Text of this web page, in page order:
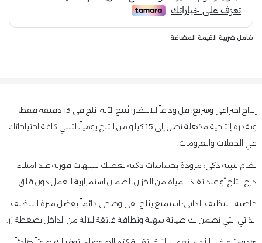
شامل ضريبة القيمة المضافة
إنتاج احترافي وسريع: قل وداعاً للانتظار! تُنتج الآلة ثلج في 13 دقيقة فقط،
وبقدرة إنتاجية مذهلة تصل إلى 15 كيلو من الثلج يومياً، لتلبي كافة احتياجاتك
في الحفلات والعزومات.
نظام تنبيه ذكي: مزودة بحساسات ذكية تعطيك تنبيهات فورية عند امتلاء
درج الثلج أو عند نفاذ المياه من الخزان، لضمان استمرارية العمل دون قلق.
خاصية التنظيف الذاتي: استمتع بثلج نقي وصحي دائماً بفضل ميزة التنظيف
الذاتي التي تضمن لك صيانة سهلة ونظافة فائقة للآلة من الداخل بضغطة زر.